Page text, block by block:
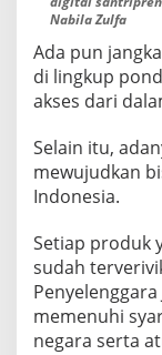
Nabila Zulfa
Ada pun
di lingkup
akses dari
Selain itu,
mewujudkan
Indonesia.
Setiap produk
sudah
memenuhi
negara serta